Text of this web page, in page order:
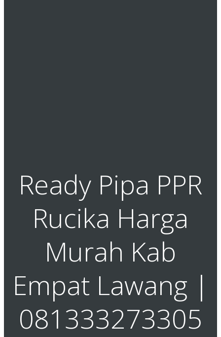
Ready Pipa PPR
Rucika Harga
Murah Kab
Empat Lawang |
081333273305